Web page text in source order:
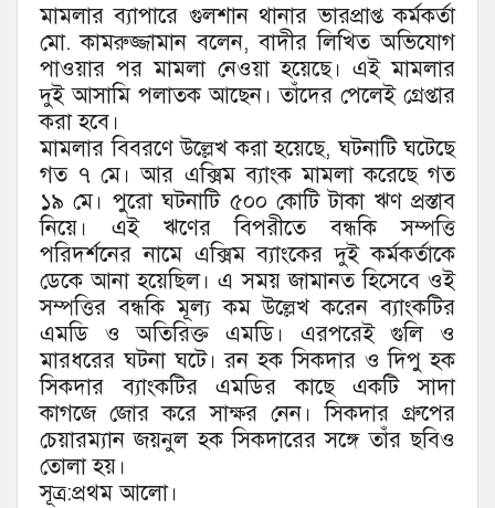
মামলার ব্যাপারে গুলশান থানার ভারপ্রাপ্ত কর্মকর্তা
মো. কামরুজ্জামান বলেন, বাদীর লিখিত অভিযোগ
পাওয়ার পর মামলা নেওয়া হয়েছে। এই মামলার
দুই আসামি পলাতক আছেন। তাঁদের পেলেই গ্রেপ্তার
করা হবে।
মামলার বিবরণে উল্লেখ করা হয়েছে, ঘটনাটি ঘটেছে
গত ৭ মে। আর এক্সিম ব্যাংক মামলা করেছে গত
১৯ মে। পুরো ঘটনাটি ৫০০ কোটি টাকা ঋণ প্রস্তাব
নিয়ে। এই ঋণের বিপরীতে বন্ধকি সম্পত্তি
পরিদর্শনের নামে এক্সিম ব্যাংকের দুই কর্মকর্তাকে
ডেকে আনা হয়েছিল। এ সময় জামানত হিসেবে ওই
সম্পত্তির বন্ধকি মূল্য কম উল্লেখ করেন ব্যাংকটির
এমডি ও অতিরিক্ত এমডি। এরপরেই গুলি ও
মারধরের ঘটনা ঘটে। রন হক সিকদার ও দিপু হক
সিকদার ব্যাংকটির এমডির কাছে একটি সাদা
কাগজে জোর করে সাক্ষর নেন। সিকদার গ্রুপের
চেয়ারম্যান জয়নুল হক সিকদারের সঙ্গে তাঁর ছবিও
তোলা হয়।
সূত্র:প্রথম আলো।